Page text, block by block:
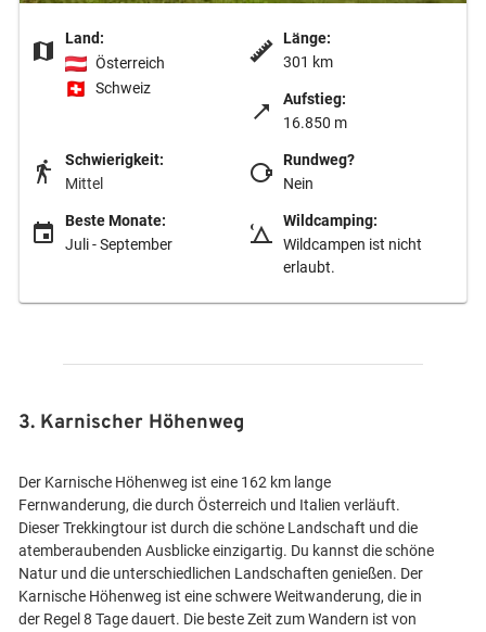
Land:
Österreich
Schweiz
Länge:
301 km
Aufstieg:
16.850 m
Schwierigkeit:
Mittel
Rundweg?
Nein
Beste Monate:
Juli - September
Wildcamping:
Wildcampen ist nicht
erlaubt.
3. Karnischer Höhenweg
Der Karnische Höhenweg ist eine 162 km lange
Fernwanderung, die durch Österreich und Italien verläuft.
Dieser Trekkingtour ist durch die schöne Landschaft und die
atemberaubenden Ausblicke einzigartig. Du kannst die schöne
Natur und die unterschiedlichen Landschaften genießen. Der
Karnische Höhenweg ist eine schwere Weitwanderung, die in
der Regel 8 Tage dauert. Die beste Zeit zum Wandern ist von